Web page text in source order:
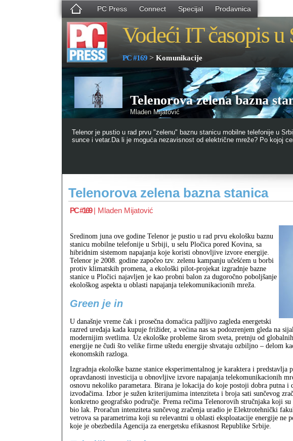
PC Press Connect Specijal Prodavnica
Vodeći IT časopis
PC #169 > Komunikacije
Telenorova zelena bazna
Mladen Mijatović
Telenor je pustio u rad prvu "zelenu" baznu stanicu mobilne telefonije u
sunce i vetar.Da li je moguća nezavisnost od električne mreže? Po kojoj
Telenorova zelena bazna stanica
PC #169| Mladen Mijatović
Sredinom juna ove godine Telenor je pustio u rad prvu ekološku baznu
stanicu mobilne telefonije u Srbiji, u selu Pločica pored Kovina, sa
hibridnim sistemom napajanja koje koristi obnovljive izvore energije.
Telenor je 2008. godine započeo tzv. zelenu kampanju učešćem u borbi
protiv klimatskih promena, a ekološki pilot-projekat izgradnje bazne
stanice u Pločici najavljen je kao probni balon za dugoročno poboljšanje
ekološkog aspekta u oblasti napajanja telekomunikacionih mreža.
Green je in
U današnje vreme čak i prosečna domaćica pažljivo zagleda energetski
razred uređaja kada kupuje frižider, a većina nas sa podozrenjem gleda na
modernijim svetlima. Uz ekološke probleme širom sveta, pretnju od
energije ne čudi što velike firme uštedu energije shvataju ozbiljno – delom
ekonomskih razloga.
Izgradnja ekološke bazne stanice eksperimentalnog je karaktera i
opravdanosti investicija u obnovljive izvore napajanja telekomunikacionih
osnovu nekoliko parametara. Birana je lokacija do koje postoji dobra putna i
izvođačima. Izbor je sužen kriterijumima intenziteta i broja sati sunčevog
konkretno geografsko područje. Prema rečima Telenorovih stručnjaka koji
bio lak. Proračun intenziteta sunčevog zračenja uradio je Elektrotehnički
vetrova sa parametrima koji su relevantni u oblasti eksploatacije energije ne
koje je obezbedila Agencija za energetsku efikasnost Republike Srbije.